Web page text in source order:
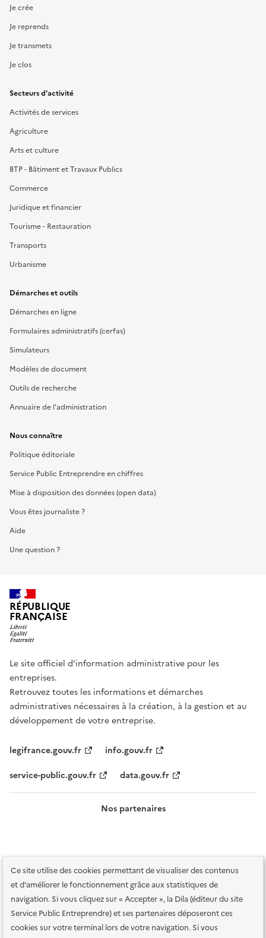
Ce site utilise des cookies permettant de visualiser des contenus
et d'améliorer le fonctionnement grâce aux statistiques de
navigation. Si vous cliquez sur « Accepter », la Dila (éditeur du site
Service Public Entreprendre) et ses partenaires déposeront ces
cookies sur votre terminal lors de votre navigation. Si vous
Je crée
Je reprends
Je transmets
Je clos
Secteurs d'activité
Activités de services
Agriculture
Arts et culture
BTP - Bâtiment et Travaux Publics
Commerce
Juridique et financier
Tourisme - Restauration
Transports
Urbanisme
Démarches et outils
Démarches en ligne
Formulaires administratifs (cerfas)
Simulateurs
Modèles de document
Outils de recherche
Annuaire de l'administration
Nous connaître
Politique éditoriale
Service Public Entreprendre en chiffres
Mise à disposition des données (open data)
Vous êtes journaliste ?
Aide
Une question ?
RÉPUBLIQUE
FRANÇAISE
Le site officiel d’information administrative pour les
entreprises.
Retrouvez toutes les informations et démarches
administratives nécessaires à la création, à la gestion et au
développement de votre entreprise.
legifrance.gouv.fr
info.gouv.fr
service-public.gouv.fr
data.gouv.fr
Nos partenaires
Plan du site Accessibilité : totalement conforme
Accessibilité des